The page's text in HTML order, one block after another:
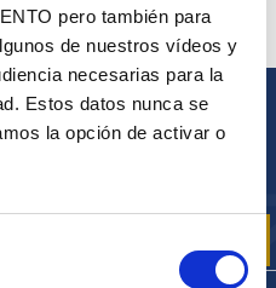
pero también para
de nuestros vídeos y
necesarias para la
Estos datos nunca se
la opción de activar o
¿NECESITA AYUDA?
CON NOSOTROS